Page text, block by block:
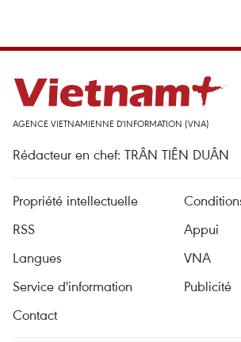
AGENCE VIETNAMIENNE D'INFORMATION (VNA)
Rédacteur en chef: TRÂN TIÊN DUÂN
Propriété intellectuelle
RSS
Appui
Langues
VNA
Service d'information
Publicité
Contact